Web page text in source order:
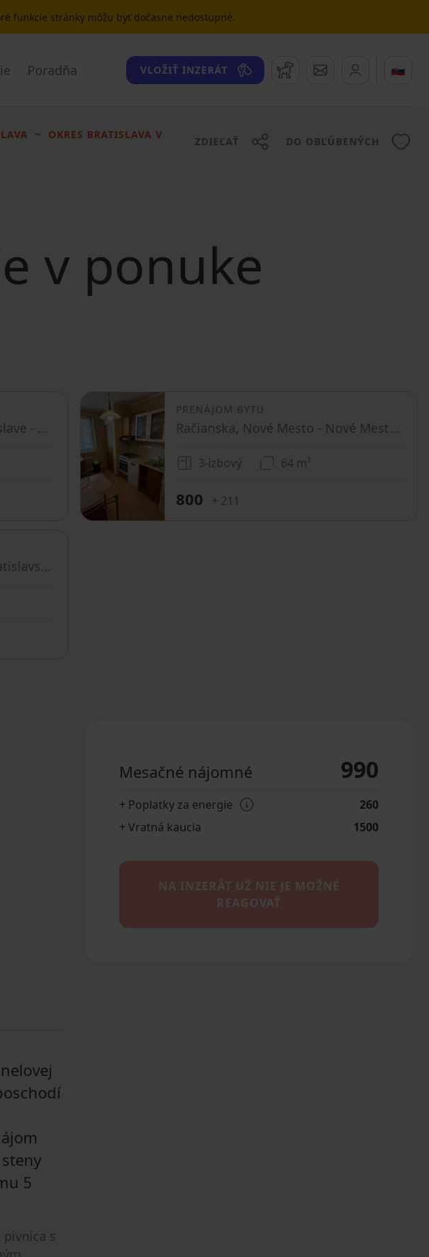
funkcie stránky môžu byť dočasne nedostupné.
Poradňa VLOŽIŤ INZERÁT Strážny pesSprávy 🇸🇰
OKRES BRATISLAVA V
ZDIEĽAŤ DO OBĽÚBENÝCH
v ponuke
Budovateľská, Most pri Bratislave - Most pri Bratislave, Bratislavský kraj
PRENÁJOM BYTU
Račianska, Nové Mesto - Nové Mesto, Bratislavský kraj
3-izbový 64 m²
800 + 211
Krajná, Ružinov - Trnávka, Bratislavský kraj
5
s
Mesačné nájomné 990
+ Poplatky za energie
260
+ Vratná kaucia
1500
NA INZERÁT UŽ NIE JE MOŽNÉ
REAGOVAŤ